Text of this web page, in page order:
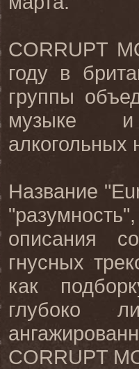
CORRUPT
году в
группы
музыке и
алкогольных
Название
описания
гнусных
как
глубоко
CORRUPT